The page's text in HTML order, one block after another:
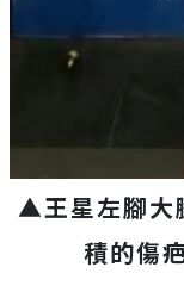
▲王星左腳大
積的傷